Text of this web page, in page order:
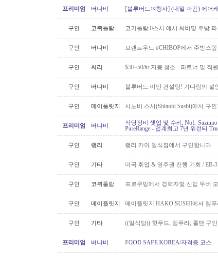
프리미엄 버나비 [블루버드여행사] (내일 마감) 에어
구인 코퀴틀람 코키틀람 0스시 에서 써버및 주방
구인 버나비 브랜트우드 #CHIBOP에서 주방스
구인 써리 $30~50/hr 지붕 청소 - 파트너 및 직
구인 버나비 블루버드 이민 컨설팅! 기다림의 불
구인 메이플릿지 시노비 스시(Shinobi Sushi)에서 구
프리미엄 버나비
식당장비 셋업 및 수리, No1.
PureRange - 업계최고 7년 워런티
구인 랭리 랭리 카이 일식집에서 구인합니다.
구인 기타 미국 취업 & 영주권 진행 기회 / EB-
구인 코퀴틀람 프로무빙에서 경력자및 신입 무버
구인 메이플릿지 메이플릿지 HAKO SUSHI에서 템
구인 기타 ((일식당)) 핫푸드, 템푸라, 롤맨 구
프리미엄 버나비 FOOD SAFE KOREA/자격증 코스